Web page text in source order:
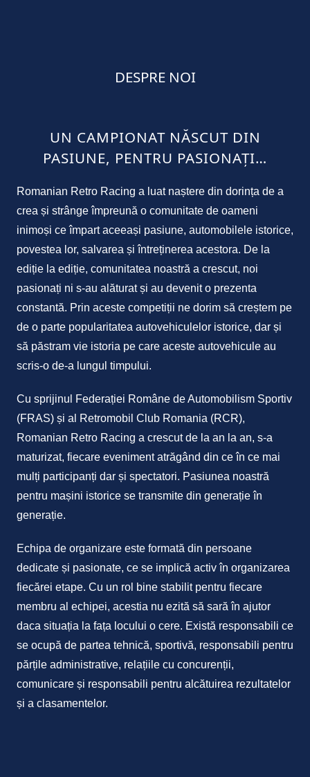
DESPRE NOI
UN CAMPIONAT NĂSCUT DIN
PASIUNE, PENTRU PASIONAȚI…
Romanian Retro Racing a luat naștere din dorința de a
crea și strânge împreună o comunitate de oameni
inimoși ce împart aceeași pasiune, automobilele istorice,
povestea lor, salvarea și întreținerea acestora. De la
ediție la ediție, comunitatea noastră a crescut, noi
pasionați ni s-au alăturat și au devenit o prezenta
constantă. Prin aceste competiții ne dorim să creștem pe
de o parte popularitatea autovehiculelor istorice, dar și
să păstram vie istoria pe care aceste autovehicule au
scris-o de-a lungul timpului.
Cu sprijinul Federației Române de Automobilism Sportiv
(FRAS) și al Retromobil Club Romania (RCR),
Romanian Retro Racing a crescut de la an la an, s-a
maturizat, fiecare eveniment atrăgând din ce în ce mai
mulți participanți dar și spectatori. Pasiunea noastră
pentru mașini istorice se transmite din generație în
generație.
Echipa de organizare este formată din persoane
dedicate și pasionate, ce se implică activ în organizarea
fiecărei etape. Cu un rol bine stabilit pentru fiecare
membru al echipei, acestia nu ezită să sară în ajutor
daca situația la fața locului o cere. Există responsabili ce
se ocupă de partea tehnică, sportivă, responsabili pentru
părțile administrative, relațiile cu concurenții,
comunicare și responsabili pentru alcătuirea rezultatelor
și a clasamentelor.